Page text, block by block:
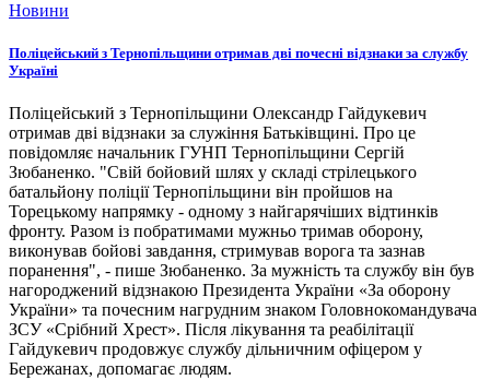
Новини
Поліцейський з Тернопільщини отримав дві почесні відзнаки за службу
Україні
Поліцейський з Тернопільщини Олександр Гайдукевич
отримав дві відзнаки за служіння Батьківщині. Про це
повідомляє начальник ГУНП Тернопільщини Сергій
Зюбаненко. "Свій бойовий шлях у складі стрілецького
батальйону поліції Тернопільщини він пройшов на
Торецькому напрямку - одному з найгарячіших відтинків
фронту. Разом із побратимами мужньо тримав оборону,
виконував бойові завдання, стримував ворога та зазнав
поранення", - пише Зюбаненко. За мужність та службу він був
нагороджений відзнакою Президента України «За оборону
України» та почесним нагрудним знаком Головнокомандувача
ЗСУ «Срібний Хрест». Після лікування та реабілітації
Гайдукевич продовжує службу дільничним офіцером у
Бережанах, допомагає людям.